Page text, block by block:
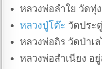
หลวงพ่อลำใย วัดทุ่
หลวงปู่โต๊ะ วัดประ
หลวงพ่อถิร วัดป่าเล
หลวงพ่อสำเนียง อ